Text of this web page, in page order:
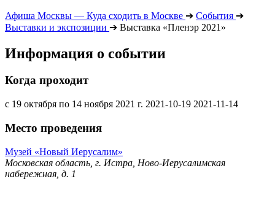
Афиша Москвы — Куда сходить в Москве ➔ События ➔
Выставки и экспозиции ➔ Выставка «Пленэр 2021»
Информация о событии
Когда проходит
с 19 октября по 14 ноября 2021 г. 2021-10-19 2021-11-14
Место проведения
Музей «Новый Иерусалим»
Московская область, г. Истра, Ново-Иерусалимская
набережная, д. 1